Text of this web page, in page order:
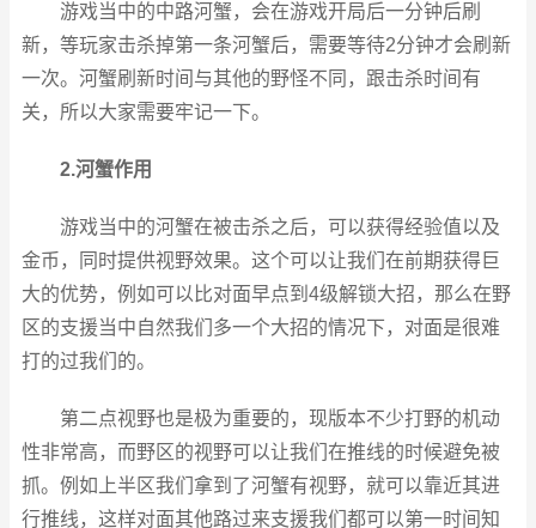
游戏当中的中路河蟹，会在游戏开局后一分钟后刷
新，等玩家击杀掉第一条河蟹后，需要等待2分钟才会刷新
一次。河蟹刷新时间与其他的野怪不同，跟击杀时间有
关，所以大家需要牢记一下。
2.河蟹作用
游戏当中的河蟹在被击杀之后，可以获得经验值以及
金币，同时提供视野效果。这个可以让我们在前期获得巨
大的优势，例如可以比对面早点到4级解锁大招，那么在野
区的支援当中自然我们多一个大招的情况下，对面是很难
打的过我们的。
第二点视野也是极为重要的，现版本不少打野的机动
性非常高，而野区的视野可以让我们在推线的时候避免被
抓。例如上半区我们拿到了河蟹有视野，就可以靠近其进
行推线，这样对面其他路过来支援我们都可以第一时间知